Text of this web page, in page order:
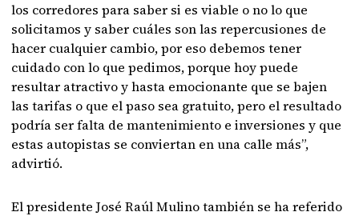
los corredores para saber si es viable o no lo que
solicitamos y saber cuáles son las repercusiones de
hacer cualquier cambio, por eso debemos tener
cuidado con lo que pedimos, porque hoy puede
resultar atractivo y hasta emocionante que se bajen
las tarifas o que el paso sea gratuito, pero el resultado
podría ser falta de mantenimiento e inversiones y que
estas autopistas se conviertan en una calle más”,
advirtió.
El presidente José Raúl Mulino también se ha referido